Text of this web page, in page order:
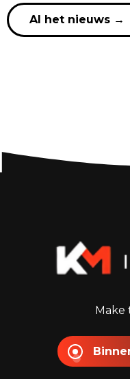
Al het nieuws →
Make